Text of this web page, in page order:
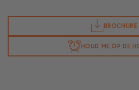
BROCHURE
HOUD ME OP DE